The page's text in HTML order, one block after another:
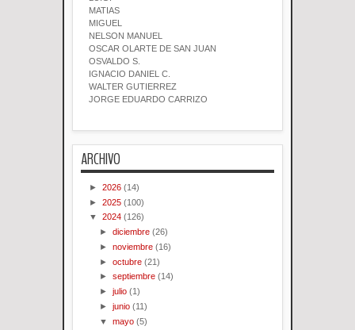
MATIAS
MIGUEL
NELSON MANUEL
OSCAR OLARTE DE SAN JUAN
OSVALDO S.
IGNACIO DANIEL C.
WALTER GUTIERREZ
JORGE EDUARDO CARRIZO
ARCHIVO
► 2026 (14)
► 2025 (100)
▼ 2024 (126)
►diciembre (26)
►noviembre (16)
►octubre (21)
►septiembre (14)
►julio (1)
►junio (11)
▼mayo (5)